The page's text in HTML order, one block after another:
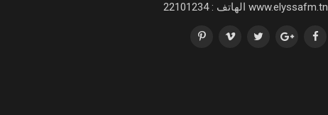
www.elyssafm.tn الهاتف : 22101234